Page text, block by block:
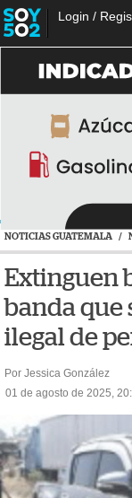
Login /
NOTICIAS GUATEMALA /
Extinguen
banda que
ilegal de
Por Jessica González
01 de agosto de 2025,